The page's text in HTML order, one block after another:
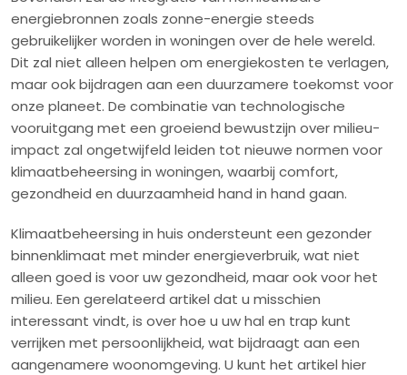
energiebronnen zoals zonne-energie steeds
gebruikelijker worden in woningen over de hele wereld.
Dit zal niet alleen helpen om energiekosten te verlagen,
maar ook bijdragen aan een duurzamere toekomst voor
onze planeet. De combinatie van technologische
vooruitgang met een groeiend bewustzijn over milieu-
impact zal ongetwijfeld leiden tot nieuwe normen voor
klimaatbeheersing in woningen, waarbij comfort,
gezondheid en duurzaamheid hand in hand gaan.
Klimaatbeheersing in huis ondersteunt een gezonder
binnenklimaat met minder energieverbruik, wat niet
alleen goed is voor uw gezondheid, maar ook voor het
milieu. Een gerelateerd artikel dat u misschien
interessant vindt, is over hoe u uw hal en trap kunt
verrijken met persoonlijkheid, wat bijdraagt aan een
aangenamere woonomgeving. U kunt het artikel hier